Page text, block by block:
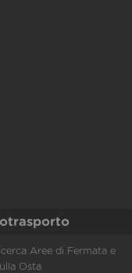
Aree di Fermata e
Osta